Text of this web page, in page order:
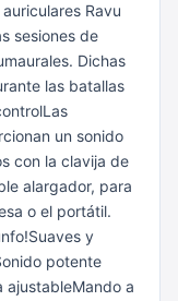
Ravu
sesiones de
Dichas
las batallas
un sonido
con la clavija de
alargador, para
o el portátil.
y
potente
a